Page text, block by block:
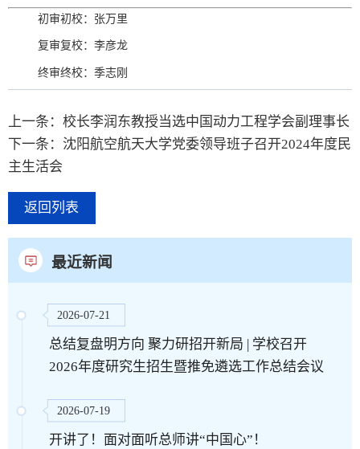
初审初校：张万里
复审复校：李彦龙
终审终校：季志刚
上一条：校长李润东教授当选中国动力工程学会副理事长
下一条：沈阳航空航天大学党委领导班子召开2024年度民
主生活会
返回列表
最近新闻
2026-07-21
总结复盘明方向 聚力研招开新局 | 学校召开
2026年度研究生招生暨推免遴选工作总结会议
2026-07-19
开讲了！面对面听总师讲“中国心”！